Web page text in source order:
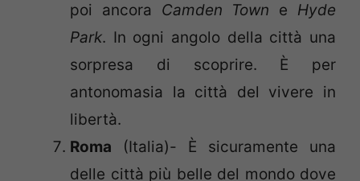
poi ancora Camden Town e Hyde
Park. In ogni angolo della città una
sorpresa di scoprire. È per
antonomasia la città del vivere in
libertà.
Roma (Italia)- È sicuramente una
delle città più belle del mondo dove